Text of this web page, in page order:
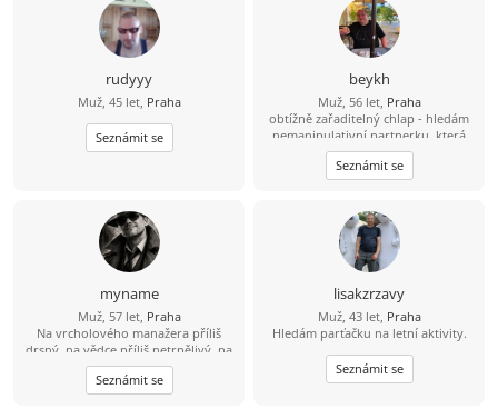
rudyyy
Muž, 45 let, Praha
Seznámit se
beykh
Muž, 56 let, Praha
obtížně zařaditelný chlap - hledám
nemanipulativní partnerku, která
nenosí masky, netahá za sebou stíny
a nemá zálibu v dramatech.... Je
taková? je jich málo, pro takovou si
Seznámit se
myname
Muž, 57 let, Praha
Na vrcholového manažera příliš
drsný, na vědce příliš netrpělivý, na
mafiána příliš opatrný, na
úspěšného investora příliš líný, na
lenocha příliš aktivní, na to abych
Seznámit se
lisakzrzavy
Muž, 43 let, Praha
Hledám parťačku na letní aktivity.
Seznámit se